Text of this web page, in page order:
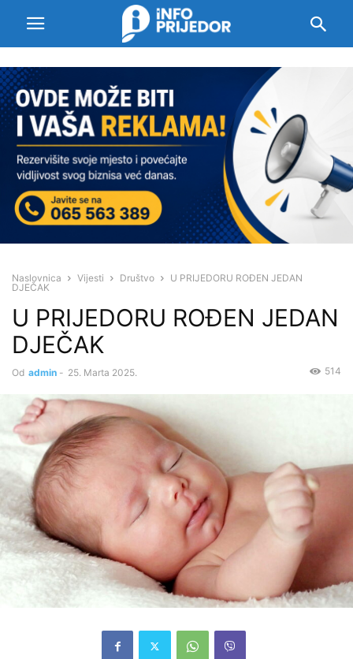
Naslovnica Vijesti Društvo
U PRIJEDORU ROĐEN JEDAN
DJEČAK
U PRIJEDORU ROĐEN JEDAN
DJEČAK
Od admin - 25. Marta 2025. 514